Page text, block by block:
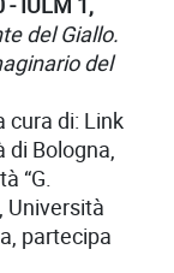
del Giallo.
del
cura di: Link
di Bologna,
“G.
Università
partecipa